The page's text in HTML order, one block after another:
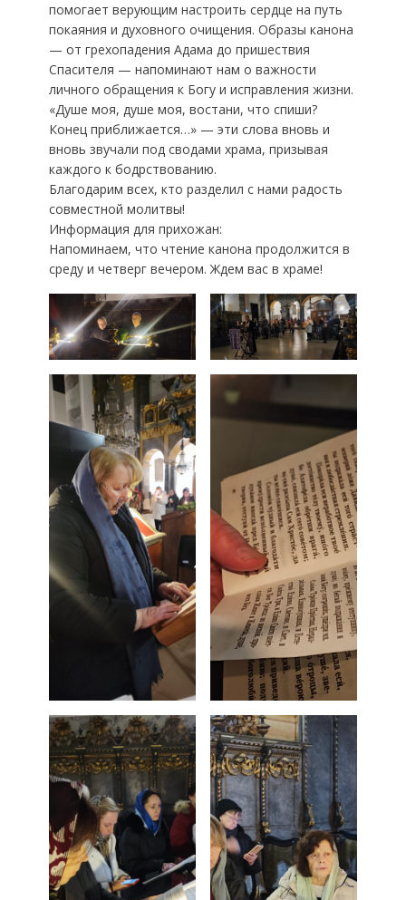
помогает верующим настроить сердце на путь
покаяния и духовного очищения. Образы канона
— от грехопадения Адама до пришествия
Спасителя — напоминают нам о важности
личного обращения к Богу и исправления жизни.
​«Душе моя, душе моя, востани, что спиши?
Конец приближается…» — эти слова вновь и
вновь звучали под сводами храма, призывая
каждого к бодрствованию.
​Благодарим всех, кто разделил с нами радость
совместной молитвы!
​Информация для прихожан:
​Напоминаем, что чтение канона продолжится в
среду и четверг вечером. Ждем вас в храме!